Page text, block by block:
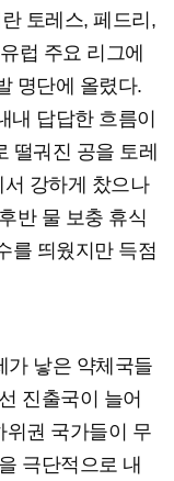
토레스, 페드리,
럽 주요 리그에
명단에 올렸다.
답답한 흐름이
떨궈진 공을 토레
강하게 찼으나
반 물 보충 휴식
를 띄웠지만 득점
가 낳은 약체국들
진출국이 늘어
위권 국가들이 무
극단적으로 내